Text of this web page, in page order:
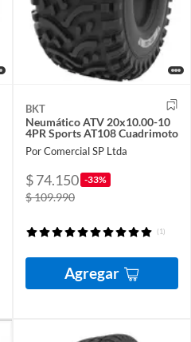
BKT
Neumático ATV 20x10.00-10
4PR Sports AT108 Cuadrimoto
Por Comercial SP Ltda
$ 74.150 -33%
$ 109.990
(1)
Agregar